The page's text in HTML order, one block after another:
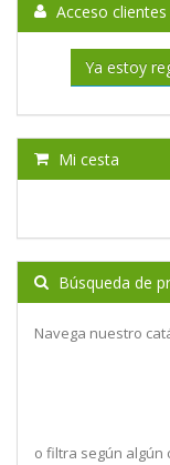
Acceso clientes
Ya estoy
Mi cesta
Búsqueda de
Navega nuestro
o filtra según algún